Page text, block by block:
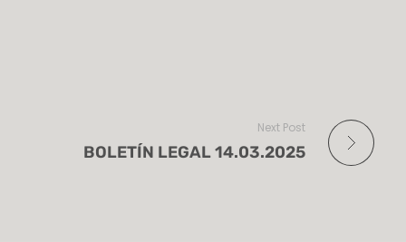
Next Post
BOLETÍN LEGAL 14.03.2025